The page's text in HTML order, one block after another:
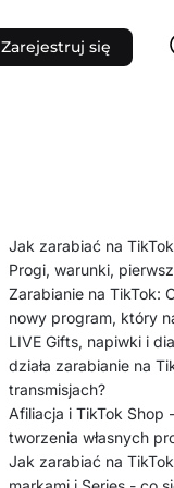
Zarejestruj się
Jak zarabiać na
Progi, warunki,
Zarabianie na TikTok:
nowy program, który
LIVE Gifts, napiwki i
działa zarabianie na
transmisjach?
Afiliacja i TikTok Shop
tworzenia własnych
Jak zarabiać na